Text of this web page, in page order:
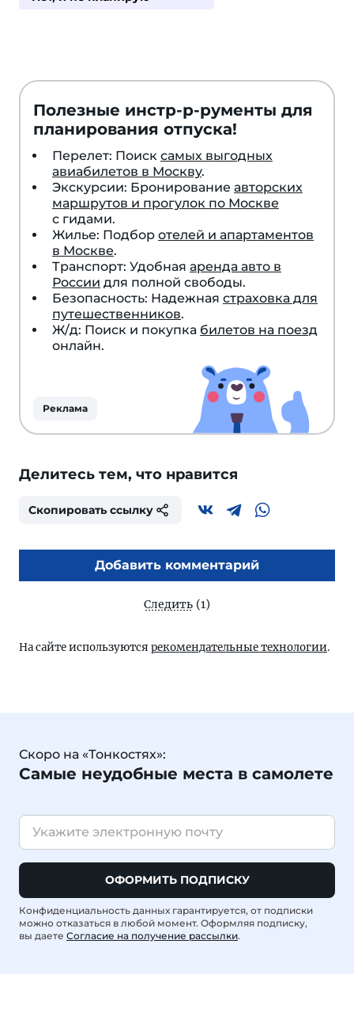
Полезные инстр-р-рументы для
планирования отпуска!
Перелет: Поиск самых выгодных
авиабилетов в Москву.
Экскурсии: Бронирование авторских
маршрутов и прогулок по Москве
с гидами.
Жилье: Подбор отелей и апартаментов
в Москве.
Транспорт: Удобная аренда авто в
России для полной свободы.
Безопасность: Надежная страховка для
путешественников.
Ж/д: Поиск и покупка билетов на поезд
онлайн.
Реклама
Делитесь тем, что нравится
Скопировать ссылку
Добавить комментарий
Следить (1)
На сайте используются рекомендательные технологии.
Скоро на «Тонкостях»:
Самые неудобные места в самолете
ОФОРМИТЬ ПОДПИСКУ
Конфиденциальность данных гарантируется, от подписки
можно отказаться в любой момент. Оформляя подписку,
вы даете Согласие на получение рассылки.